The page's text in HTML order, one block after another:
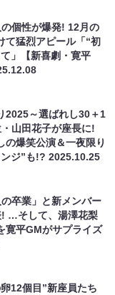
個性が爆発! 12月の
て猛烈アピール「“初
」【新喜劇・寛平
2025～選ばれし30＋1
山田花子が座長に!
の爆笑公演＆一夜限り
ンジ”も!?2025.10.25
卒業」と新メンバー
! …そして、湯澤花梨
寛平GMがサプライズ
12個目”新座員たち